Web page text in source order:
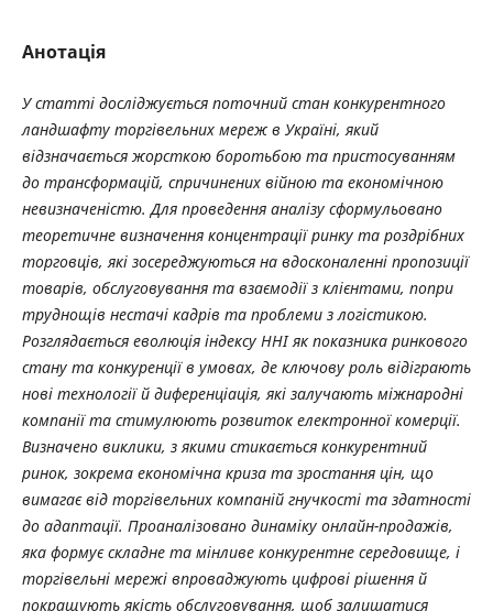
Анотація
У статті досліджується поточний стан конкурентного
ландшафту торгівельних мереж в Україні, який
відзначається жорсткою боротьбою та пристосуванням
до трансформацій, спричинених війною та економічною
невизначеністю. Для проведення аналізу сформульовано
теоретичне визначення концентрації ринку та роздрібних
торговців, які зосереджуються на вдосконаленні пропозиції
товарів, обслуговування та взаємодії з клієнтами, попри
труднощів нестачі кадрів та проблеми з логістикою.
Розглядається еволюція індексу ННІ як показника ринкового
стану та конкуренції в умовах, де ключову роль відіграють
нові технології й диференціація, які залучають міжнародні
компанії та стимулюють розвиток електронної комерції.
Визначено виклики, з якими стикається конкурентний
ринок, зокрема економічна криза та зростання цін, що
вимагає від торгівельних компаній гнучкості та здатності
до адаптації. Проаналізовано динаміку онлайн-продажів,
яка формує складне та мінливе конкурентне середовище, і
торгівельні мережі впроваджують цифрові рішення й
покращують якість обслуговування, щоб залишатися